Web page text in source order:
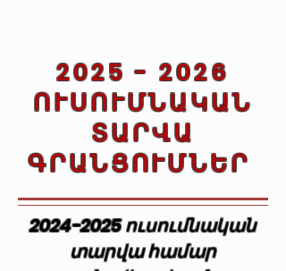
2025 - 2026
ՈՒՍՈՒՄՆԱԿԱՆ
ՏԱՐՎԱ
ԳՐԱՆՑՈՒՄՆԵՐ
2024-2025ուսումնական
տարվա համար